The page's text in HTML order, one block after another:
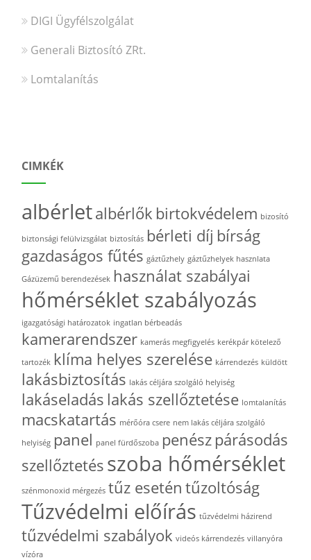
DIGI Ügyfélszolgálat
Generali Biztosító ZRt.
Lomtalanítás
CIMKÉK
albérletalbérlők birtokvédelem bizosító
biztonsági felülvizsgálat biztosítás bérleti díj bírság
gazdaságos fűtés gáztűzhely gáztűzhelyek hasznlata
Gázüzemű berendezések használat szabályai
hőmérséklet szabályozás
igazgatósági határozatok ingatlan bérbeadás
kamerarendszer kamerás megfigyelés kerékpár kötelező
tartozék klíma helyes szerelése kárrendezés küldött
lakásbiztosítás lakás céljára szolgáló helyiség
lakáseladás lakás szellőztetése lomtalanítás
macskatartás mérőóra csere nem lakás céljára szolgáló
helyiség panel panel fürdőszoba penész párásodás
szellőztetés szoba hőmérséklet
szénmonoxid mérgezés tűz esetén tűzoltóság
Tűzvédelmi előírás tűzvédelmi házirend
tűzvédelmi szabályok videós kárrendezés villanyóra
vízóra